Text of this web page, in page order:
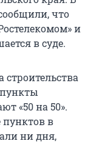
что
и
в суде.
строительства
«50 на 50».
пунктов в
ни дня,